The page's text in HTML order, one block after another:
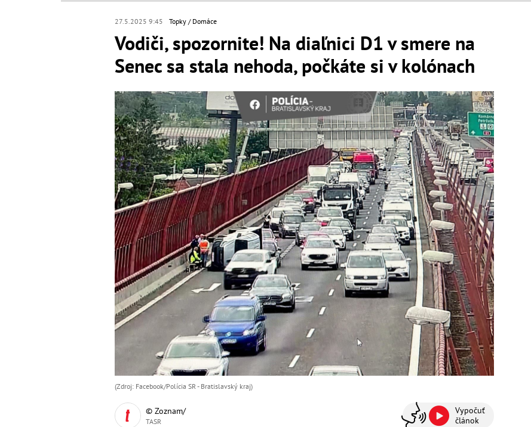
27.5.2025 9:45 Topky Domáce
Vodiči, spozornite! Na diaľnici D1 v smere na
Senec sa stala nehoda, počkáte si v kolónach
(Zdroj: Facebook/Polícia SR - Bratislavský kraj)
© Zoznam/
TASR
Vypočuť
článok